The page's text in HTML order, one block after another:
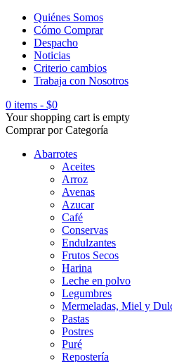
Quiénes Somos
Cómo Comprar
Despacho
Noticias
Criterio cambios
Trabaja con Nosotros
0 items - $0
Your shopping cart is empty
Comprar por Categoría
Abarrotes
Aceites
Arroz
Avenas
Azucar
Café
Conservas
Endulzantes
Frutos Secos
Harina
Leche en polvo
Legumbres
Mermeladas, Miel y
Pastas
Postres
Puré
Repostería